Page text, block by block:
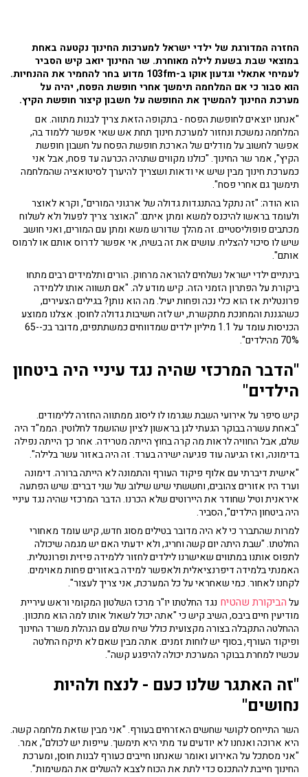
החזרה המדורגת של ילדי ישראל למערכות החינוך נקטעה באחת
במוצאי שבת בשעת לילה מאוחרת. שר החינוך יואב קיש הסביר
לעמיחי אתאלי וגדעון אוקו ב-103fm מדוע בחר להחמיר את ההנחיות.
הוא סבור כי אם המלחמה תימשך אחרי חופשת הפסח, יהיה על
מערכת החינוך להמשיך את החופשה על חשבון קיצור חופשת הקיץ.
"אנחנו יוצאים לחופשת הפסח - בתקופה הזאת צריך לבנות מתווה. אם
המלחמה נמשכת ונחזור למערכת חינוך תחת אש שאי אפשר ללמוד בה,
אפשר לחשוב על מודלים של הארכת חופשת הפסח על חשבון חופשת
הקיץ", אמר שר החינוך. "כולנו מקווים שתהיה הכרעה עד פסח, אבל אני
כמערכת חינוך מבין שיש אי ודאות ושצריך להיערך לסיטואציה שהמלחמה
תימשך גם אחרי פסח".
הוא הודה: "זה נתקל בהתנגדות גדולה של ארגוני המורים", וקרא לאוצר
ולעומד בראשו להיכנס למשא ומתן איתם: "האוצר צריך לפעול ולא לשלוח
מכתבים פופוליסטיים. זה מהלך שדורש משא ומתן עם המורים, ואני חושב
שיש לו סיכוי להצליח. עושים את זה בשיח, אי אפשר לדרוס אותם או לרמוס
אותם".
בינתיים ילדי ישראל נשלחים להוראה מרחוק. הורים ותלמידים רבים מתחו
ביקורת על הפתרון הזמני הזה. קיש מודע לה. "אם תשווה אותו ללמידה
פרונטלית אז הוא כלי נכה ופחות יעיל. מה הוא נותן? בגילים הצעירים,
כשהגננת והמחנכת מתקשרת, יש לזה חשיבות גדולה לחוסן. אצלנו ממוצע
הכניסות עומד על 1.1 מיליון ילדים שמדווחים כמשתתפים, מדובר בכ-65-
70% מהילדים".
"הדבר המרכזי שהיה נגד עיניי היה ביטחון
הילדים"
קיש סיפר על אירועי השבת שגרמו לו ליסוג ממתווה החזרה ללימודים.
"באחת עשרה בבוקר הגעתי לגן בראשון לציון שהושמד לחלוטין. הממ"ד היה
שלם, אבל החוויה לראות מה קרה בחוץ הייתה מטרידה. אחר כך הייתה נפילה
בדימונה, ואז הגיעה עוד פגיעה ישירה בערד. זה היה באזור עשר בלילה".
"אישית דיברתי עם אלוף פיקוד העורף והתמונה לא הייתה ברורה. דימונה
וערד היו אזורים צהובים, וחששתי שיש שילוב של שני דברים: שיש הפתעה
איראנית וטיל שחודר את היירוטים שלא הכרנו. הדבר המרכזי שהיה נגד עיניי
היה ביטחון הילדים", הסביר.
למרות שהתברר כי לא היה מדובר בטילים מסוג חדש, קיש עומד מאחורי
החלטתו. "שבת היתה יום קשה וחריג, ולא ידעתי האם יש מגמה שיכולה
לתפוס אותנו במתווים שאישרנו לילדים לחזור ללמידה פיזית ופרונטלית.
האמנתי בלמידה דיפרנציאלית ולאפשר למידה באזורים פחות מאוימים.
לקחנו לאחור. כמי שאחראי על כל המערכת, אני צריך לעצור".
עלהביקורת שהטיח נגד החלטתו יו"ר מרכז השלטון המקומי וראש עיריית
מודיעין חיים ביבס, השיב קיש כי "אתה יכול לשאול אותו למה הוא מתכוון.
ההחלטה התקבלה בצורה מקצועית כולל שיח שלם עם הנהלת משרד החינוך
ופיקוד העורף, בסוף יש לוחות זמנים. אתה מבין שאם לא תיקח החלטה
עכשיו למחרת בבוקר המערכת יכולה להיפגע קשה".
"זה האתגר שלנו כעם - לנצח ולהיות
נחושים"
השר התייחס לקושי שחשים האזרחים בעורף. "אני מבין שזאת מלחמה קשה.
היא ארוכה ואנחנו לא יודעים עד מתי היא תימשך. עייפות יש לכולם", אמר.
"אני מסתכל על האירוע ואומר שאנחנו חייבים כעורף לבנות חוסן, ומערכת
החינוך חייבת להתכנס כדי לתת את הכוח לצבא להשלים את המשימות".